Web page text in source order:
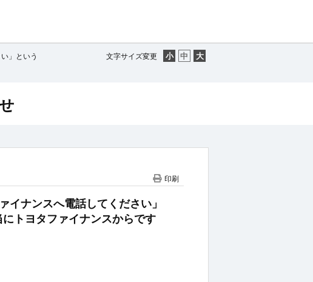
文字サイズ変更
」という
印刷
イナンスへ電話してください」
トヨタファイナンスからです